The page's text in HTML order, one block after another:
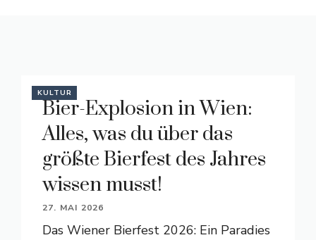
KULTUR
Bier-Explosion in Wien:
Alles, was du über das
größte Bierfest des Jahres
wissen musst!
27. MAI 2026
Das Wiener Bierfest 2026: Ein Paradies